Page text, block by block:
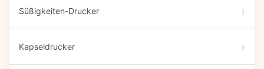
Süßigkeiten-Drucker
Kapseldrucker